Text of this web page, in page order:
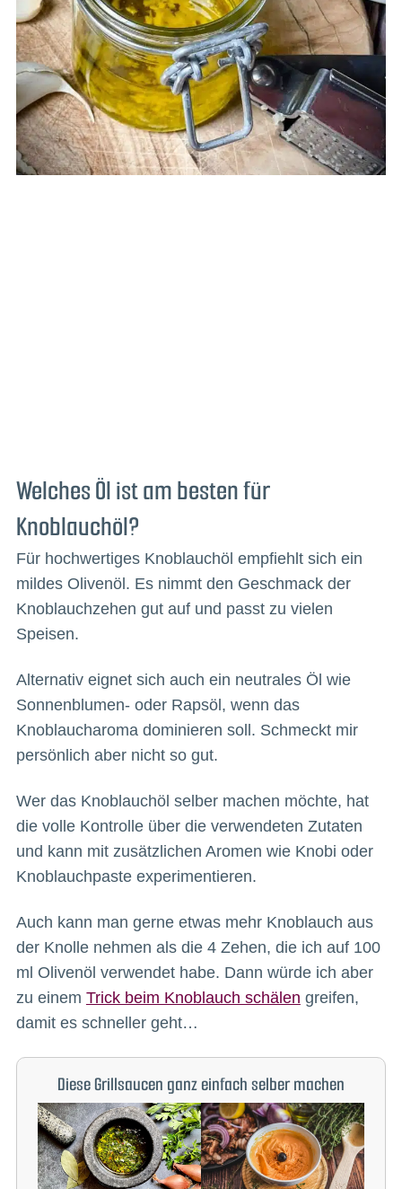
Welches Öl ist am besten für
Knoblauchöl?
Für hochwertiges Knoblauchöl empfiehlt sich ein
mildes Olivenöl. Es nimmt den Geschmack der
Knoblauchzehen gut auf und passt zu vielen
Speisen.
Alternativ eignet sich auch ein neutrales Öl wie
Sonnenblumen- oder Rapsöl, wenn das
Knoblaucharoma dominieren soll. Schmeckt mir
persönlich aber nicht so gut.
Wer das Knoblauchöl selber machen möchte, hat
die volle Kontrolle über die verwendeten Zutaten
und kann mit zusätzlichen Aromen wie Knobi oder
Knoblauchpaste experimentieren.
Auch kann man gerne etwas mehr Knoblauch aus
der Knolle nehmen als die 4 Zehen, die ich auf 100
ml Olivenöl verwendet habe. Dann würde ich aber
zu einem Trick beim Knoblauch schälen greifen,
damit es schneller geht…
Diese Grillsaucen ganz einfach selber machen